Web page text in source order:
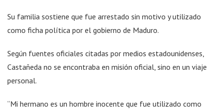
Su familia sostiene que fue arrestado sin motivo y utilizado
como ficha política por el gobierno de Maduro.
Según fuentes oficiales citadas por medios estadounidenses,
Castañeda no se encontraba en misión oficial, sino en un viaje
personal.
“Mi hermano es un hombre inocente que fue utilizado como